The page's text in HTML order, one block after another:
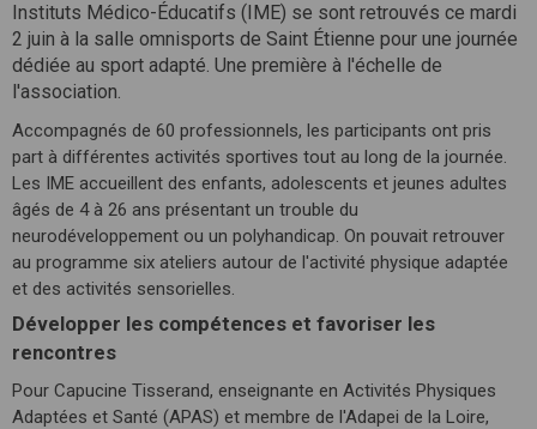
Instituts Médico-Éducatifs (IME) se sont retrouvés ce mardi
2 juin à la salle omnisports de Saint Étienne pour une journée
dédiée au sport adapté. Une première à l'échelle de
l'association.
Accompagnés de 60 professionnels, les participants ont pris
part à différentes activités sportives tout au long de la journée.
Les IME accueillent des enfants, adolescents et jeunes adultes
âgés de 4 à 26 ans présentant un trouble du
neurodéveloppement ou un polyhandicap. On pouvait retrouver
au programme six ateliers autour de l'activité physique adaptée
et des activités sensorielles.
Développer les compétences et favoriser les
rencontres
Pour Capucine Tisserand, enseignante en Activités Physiques
Adaptées et Santé (APAS) et membre de l'Adapei de la Loire,